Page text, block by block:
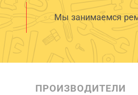
Мы занимаемся
ПРОИЗВОДИТЕЛИ